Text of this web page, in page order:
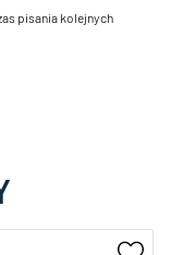
pisania kolejnych